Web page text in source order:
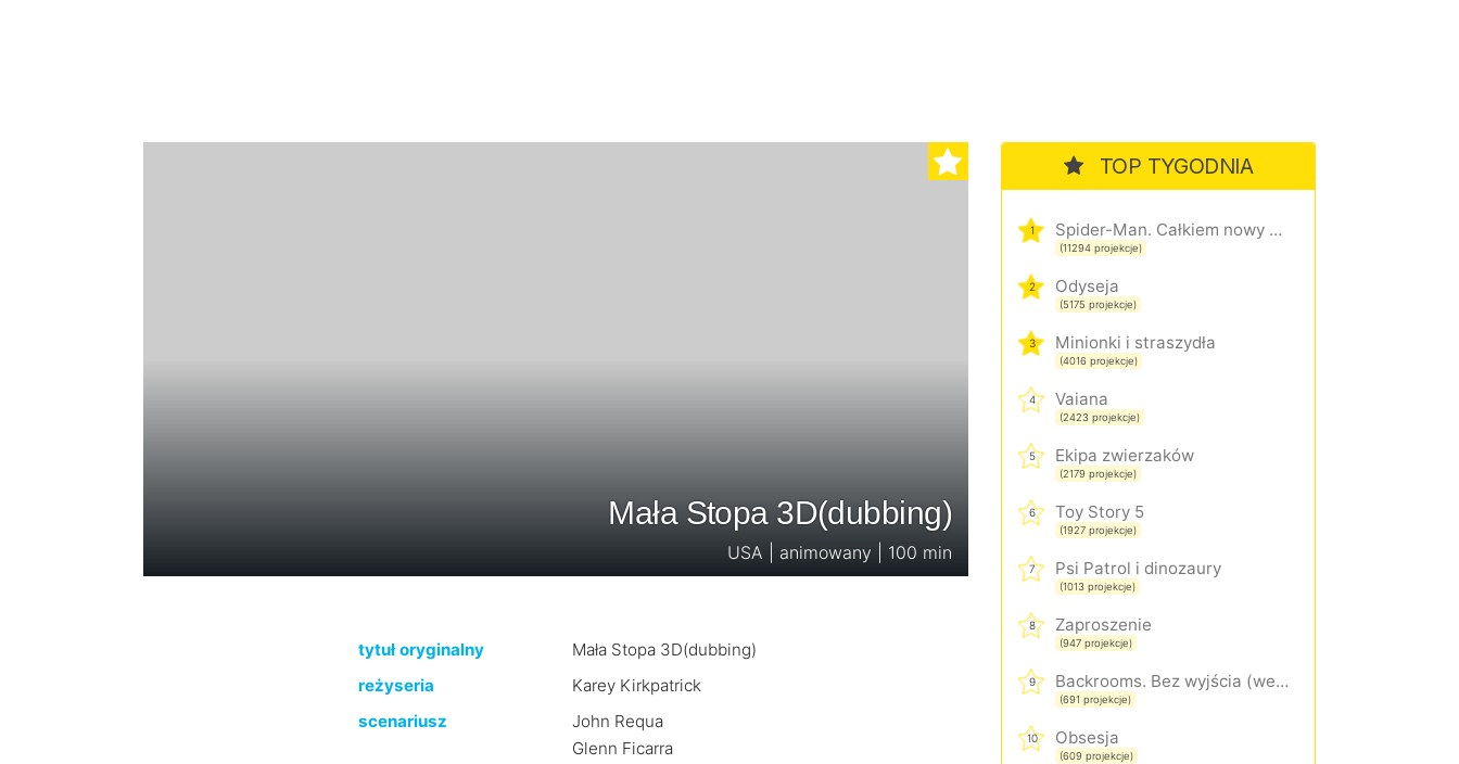
Mała Stopa 3D(dubbing)
USA | animowany | 100 min
tytuł oryginalny
Mała Stopa 3D(dubbing)
reżyseria
Karey Kirkpatrick
scenariusz
John Requa
Glenn Ficarra
TOP TYGODNIA
1 Spider-Man. Całkiem nowy dzień
(11294 projekcje)
2 Odyseja
(5175 projekcje)
3 Minionki i straszydła
(4016 projekcje)
4 Vaiana
(2423 projekcje)
5 Ekipa zwierzaków
(2179 projekcje)
6 Toy Story 5
(1927 projekcje)
7 Psi Patrol i dinozaury
(1013 projekcje)
8 Zaproszenie
(947 projekcje)
9 Backrooms. Bez wyjścia (wersja rozszerzona)
(691 projekcje)
10 Obsesja
(609 projekcje)